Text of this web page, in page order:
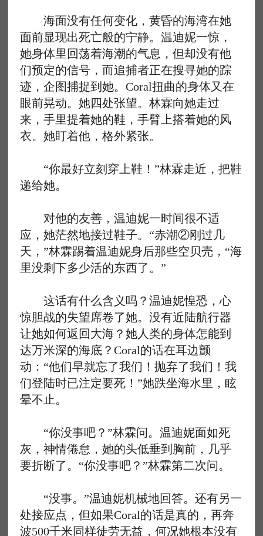
海面没有任何变化，黄昏的海湾在她
面前显现出死亡般的宁静。温迪妮一惊，
她身体里回荡着海潮的气息，但却没有他
们预定的信号，而追捕者正在搜寻她的踪
迹，企图捕捉到她。Coral扭曲的身体又在
眼前晃动。她四处张望。林霖向她走过
来，手里提着她的鞋，手臂上搭着她的风
衣。她盯着他，格外紧张。
“你最好立刻穿上鞋！”林霖走近，把鞋
递给她。
对他的友善，温迪妮一时间很不适
应，她茫然地接过鞋子。“赤潮②刚过几
天，”林霖踢着温迪妮身后那些空贝壳，“海
里没剩下多少活的东西了。”
这话有什么含义吗？温迪妮惶恐，心
惊胆战的失望席卷了她。没有近陆航行器
让她如何返回大海？她人类的身体怎能到
达万米深的海底？Coral的话在耳边颤
动：“他们早就忘了我们！抛弃了我们！我
们登陆时已注定要死！”她跌坐海水里，眩
晕不止。
“你没事吧？”林霖问。温迪妮面如死
灰，神情倦怠，她的头低垂到胸前，几乎
要折断了。“你没事吧？”林霖第二次问。
“没事。”温迪妮机械地回答。还有另一
处接应点，但如果Coral的话是真的，再奔
波500千米同样徒劳无益，何况她根本没有